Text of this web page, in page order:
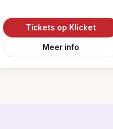
Tickets op Klicket
Meer info